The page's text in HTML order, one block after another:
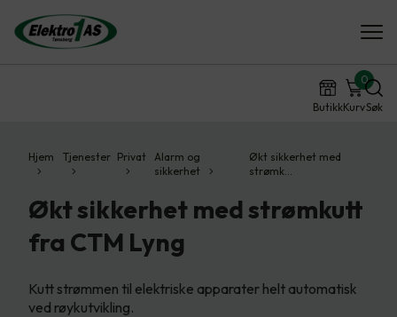
ButikkKurv
0
Søk
Hjem Tjenester Privat
Alarm og
sikkerhet
Økt sikkerhet med
strømk…
Økt sikkerhet med strømkutt
fra CTM Lyng
Kutt strømmen til elektriske apparater helt automatisk
ved røykutvikling.